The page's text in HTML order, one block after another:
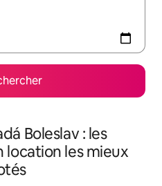
Boleslav : les
les mieux